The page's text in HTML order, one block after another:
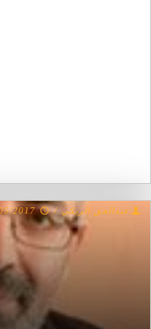
عبدالحق الريكي /
2017